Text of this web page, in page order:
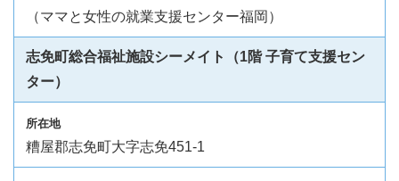
（ママと女性の就業支援センター福岡）
志免町総合福祉施設シーメイト（1階 子育て支援セン
ター）
糟屋郡志免町大字志免451-1